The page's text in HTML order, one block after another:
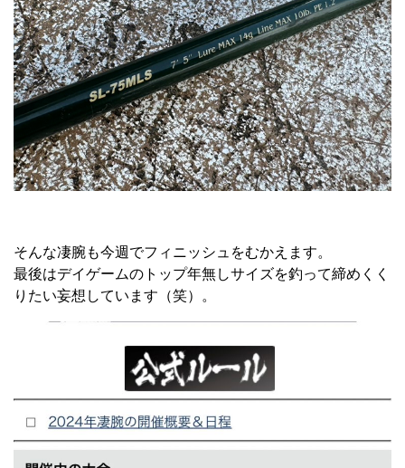
そんな凄腕も今週でフィニッシュをむかえます。
最後はデイゲームのトップ年無しサイズを釣って締めくく
りたい妄想しています（笑）。